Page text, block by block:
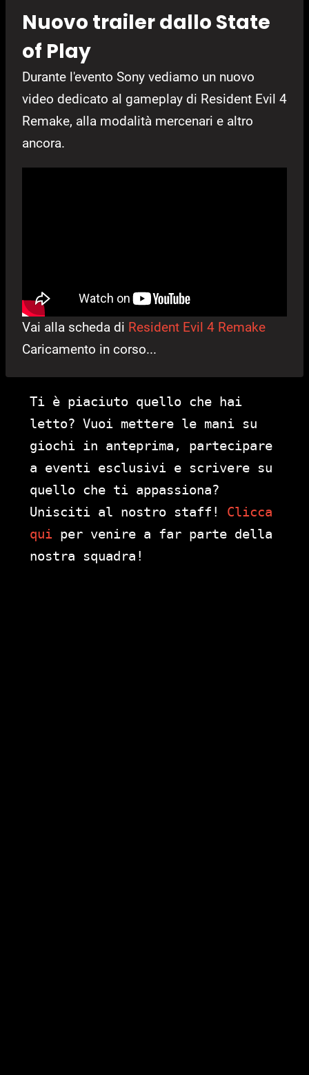
Nuovo trailer dallo State
of Play
Durante l'evento Sony vediamo un nuovo
video dedicato al gameplay di Resident Evil 4
Remake, alla modalità mercenari e altro
ancora.
Vai alla scheda di Resident Evil 4 Remake
Caricamento in corso...
Ti è piaciuto quello che hai
letto? Vuoi mettere le mani su
giochi in anteprima, partecipare
a eventi esclusivi e scrivere su
quello che ti appassiona?
Unisciti al nostro staff! Clicca
qui per venire a far parte della
nostra squadra!